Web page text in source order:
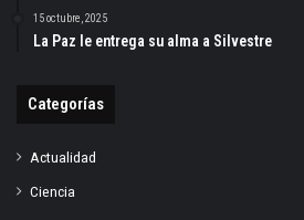
15 octubre, 2025
La Paz le entrega su alma a Silvestre
Categorías
Actualidad
Ciencia